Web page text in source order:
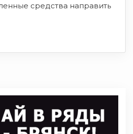
средства направить